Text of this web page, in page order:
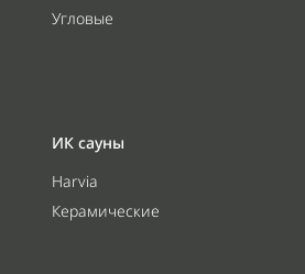
Угловые
ИК сауны
Harvia
Керамические